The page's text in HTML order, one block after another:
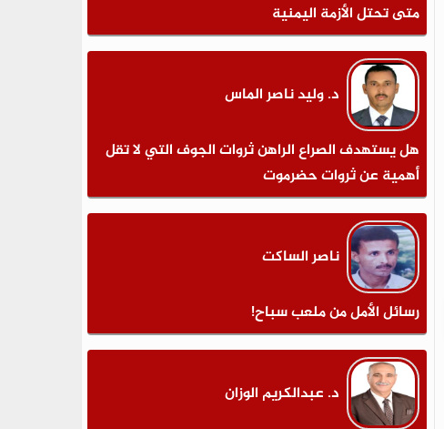
متى تحتل الأزمة اليمنية
د. وليد ناصر الماس
هل يستهدف الصراع الراهن ثروات الجوف التي لا تقل
أهمية عن ثروات حضرموت
ناصر الساكت
رسائل الأمل من ملعب سباح!
د. عبدالكريم الوزان